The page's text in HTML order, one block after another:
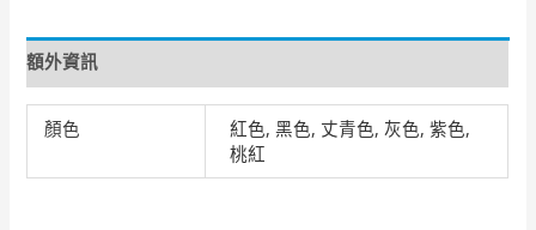
額外資訊
顏色
紅色, 黑色, 丈青色, 灰色, 紫色,
桃紅